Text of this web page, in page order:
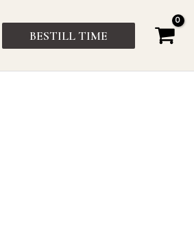
BESTILL TIME